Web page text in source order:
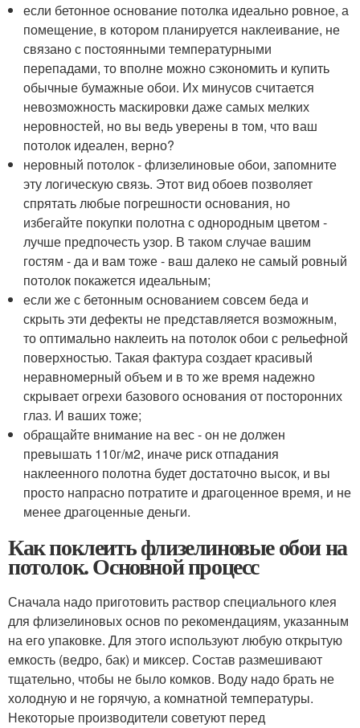
если бетонное основание потолка идеально ровное, а
помещение, в котором планируется наклеивание, не
связано с постоянными температурными
перепадами, то вполне можно сэкономить и купить
обычные бумажные обои. Их минусов считается
невозможность маскировки даже самых мелких
неровностей, но вы ведь уверены в том, что ваш
потолок идеален, верно?
неровный потолок - флизелиновые обои, запомните
эту логическую связь. Этот вид обоев позволяет
спрятать любые погрешности основания, но
избегайте покупки полотна с однородным цветом -
лучше предпочесть узор. В таком случае вашим
гостям - да и вам тоже - ваш далеко не самый ровный
потолок покажется идеальным;
если же с бетонным основанием совсем беда и
скрыть эти дефекты не представляется возможным,
то оптимально наклеить на потолок обои с рельефной
поверхностью. Такая фактура создает красивый
неравномерный объем и в то же время надежно
скрывает огрехи базового основания от посторонних
глаз. И ваших тоже;
обращайте внимание на вес - он не должен
превышать 110г/м2, иначе риск отпадания
наклеенного полотна будет достаточно высок, и вы
просто напрасно потратите и драгоценное время, и не
менее драгоценные деньги.
Как поклеить флизелиновые обои на
потолок. Основной процесс
Сначала надо приготовить раствор специального клея
для флизелиновых основ по рекомендациям, указанным
на его упаковке. Для этого используют любую открытую
емкость (ведро, бак) и миксер. Состав размешивают
тщательно, чтобы не было комков. Воду надо брать не
холодную и не горячую, а комнатной температуры.
Некоторые производители советуют перед